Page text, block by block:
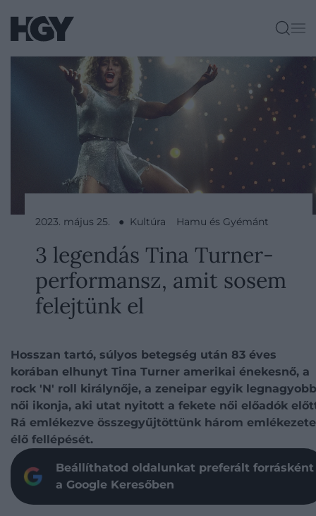
2023. május 25. ● Kultúra Hamu és Gyémánt
3 legendás Tina Turner-
performansz, amit sosem
felejtünk el
Hosszan tartó, súlyos betegség után 83 éves
korában elhunyt Tina Turner amerikai énekesnő, a
rock 'N' roll királynője, a zeneipar egyik legnagyobb
női ikonja, aki utat nyitott a fekete női előadók
Rá emlékezve összegyűjtöttünk három
élő fellépését.
Beállíthatod oldalunkat preferált forrásként
a Google Keresőben